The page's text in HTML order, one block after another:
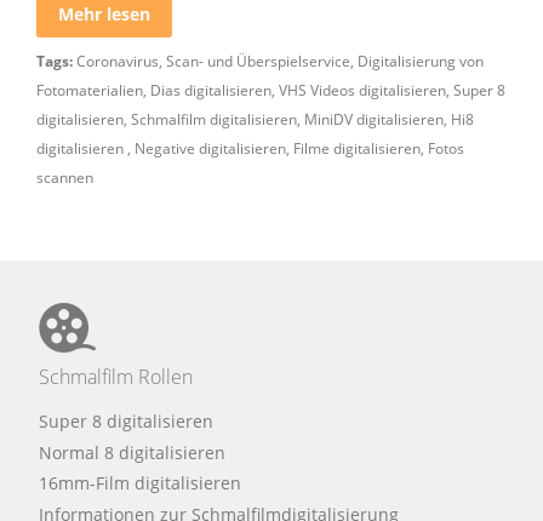
Mehr lesen
Tags:Coronavirus, Scan- und Überspielservice, Digitalisierung von
Fotomaterialien, Dias digitalisieren, VHS Videos digitalisieren, Super 8
digitalisieren, Schmalfilm digitalisieren, MiniDV digitalisieren, Hi8
digitalisieren , Negative digitalisieren, Filme digitalisieren, Fotos
scannen
Schmalfilm Rollen
Super 8 digitalisieren
Normal 8 digitalisieren
16mm-Film digitalisieren
Informationen zur Schmalfilmdigitalisierung